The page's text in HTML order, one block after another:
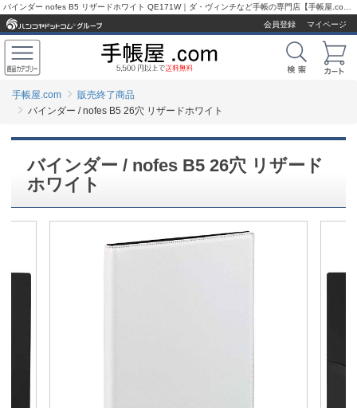
会員登録
マイページ
手帳屋.com
販売終了商品
バインダー / nofes B5 26穴 リザードホワイト
バインダー / nofes B5 26穴 リザード
ホワイト